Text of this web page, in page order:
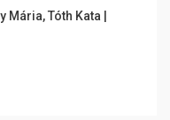
Mária, Tóth Kata |